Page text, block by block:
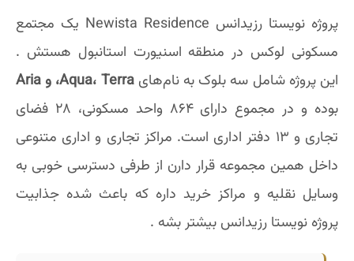
پروژه نویستا رزیدانس Newista Residence یک مجتمع
مسکونی لوکس در منطقه اسنیورت استانبول هستش .
این پروژه شامل سه بلوک به نام‌هایAqua، Terra، و Aria
بوده و در مجموع دارای ۸۶۴ واحد مسکونی، ۲۸ فضای
تجاری و ۱۳ دفتر اداری است. مراکز تجاری و اداری متنوعی
داخل همین مجموعه قرار دارن از طرفی دسترسی خوبی به
وسایل نقلیه و مراکز خرید داره که باعث شده جذابیت
پروژه نویستا رزیدانس بیشتر بشه .